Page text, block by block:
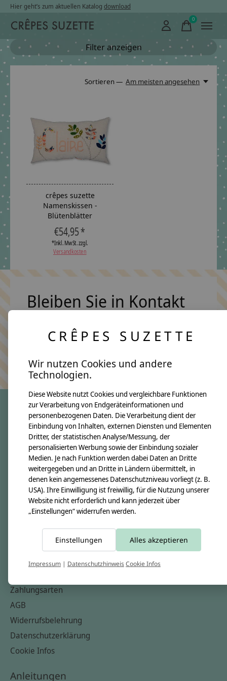
Hier geht’s zum aktuellen Katalog download
0items
Filter anzeigen
Sortieren — Am meisten angesehen
crêpes suzette
Namenskissen -
Blütenblätter
€54,95 *
*Inkl. MwSt. zzgl.
Versandkosten
Bleiben Sie in Kontakt
Keine Sorge, wir übertreiben es nicht
crêpes suzette
Über uns
Unsere Creppies
Nähkästchen
Unsere Stoffe
Impressum
Informationen
Kontakt
Zahlungsarten
AGB
Widerrufsbelehrung
Datenschutzerklärung
Cookie Infos
Anleitungen
CRÊPES SUZETTE
Wir nutzen Cookies und andere
Technologien.
Diese Website nutzt Cookies und vergleichbare Funktionen
zur Verarbeitung von Endgeräteinformationen und
personenbezogenen Daten. Die Verarbeitung dient der
Einbindung von Inhalten, externen Diensten und Elementen
Dritter, der statistischen Analyse/Messung, der
personalisierten Werbung sowie der Einbindung sozialer
Medien. Je nach Funktion werden dabei Daten an Dritte
weitergegeben und an Dritte in Ländern übermittelt, in
denen kein angemessenes Datenschutzniveau vorliegt (z. B.
USA). Ihre Einwilligung ist freiwillig, für die Nutzung unserer
Website nicht erforderlich und kann jederzeit über
„Einstellungen“ widerrufen werden.
Einstellungen Alles akzeptieren
Impressum | DatenschutzhinweisCookie Infos